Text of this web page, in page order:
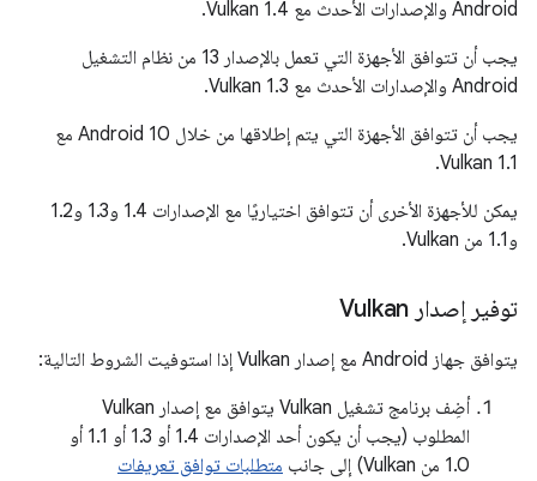
Android والإصدارات الأحدث مع Vulkan 1.4.
يجب أن تتوافق الأجهزة التي تعمل بالإصدار 13 من نظام التشغيل
Android والإصدارات الأحدث مع Vulkan 1.3.
يجب أن تتوافق الأجهزة التي يتم إطلاقها من خلال Android 10 مع
Vulkan 1.1.
يمكن للأجهزة الأخرى أن تتوافق اختياريًا مع الإصدارات 1.4 و1.3 و1.2
و1.1 من Vulkan.
توفير إصدار Vulkan
يتوافق جهاز Android مع إصدار Vulkan إذا استوفيت الشروط التالية:
أضِف برنامج تشغيل Vulkan يتوافق مع إصدار Vulkan
المطلوب (يجب أن يكون أحد الإصدارات 1.4 أو 1.3 أو 1.1 أو
1.0 من Vulkan) إلى جانب
متطلبات توافق تعريفات